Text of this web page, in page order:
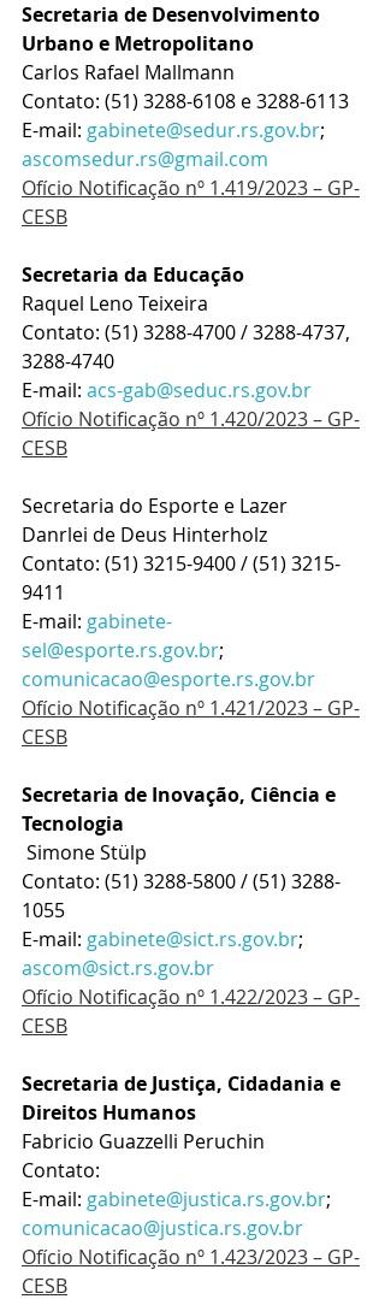
Secretaria de Desenvolvimento
Urbano e Metropolitano
Carlos Rafael Mallmann
Contato: (51) 3288-6108 e 3288-6113
E-mail: gabinete@sedur.rs.gov.br;
ascomsedur.rs@gmail.com
Ofício Notificação nº 1.419/2023 – GP-
CESB
Secretaria da Educação
Raquel Leno Teixeira
Contato: (51) 3288-4700 / 3288-4737,
3288-4740
E-mail: acs-gab@seduc.rs.gov.br
Ofício Notificação nº 1.420/2023 – GP-
CESB
Secretaria do Esporte e Lazer
Danrlei de Deus Hinterholz
Contato: (51) 3215-9400 / (51) 3215-
9411
E-mail: gabinete-
sel@esporte.rs.gov.br;
comunicacao@esporte.rs.gov.br
Ofício Notificação nº 1.421/2023 – GP-
CESB
Secretaria de Inovação, Ciência e
Tecnologia
Simone Stülp
Contato: (51) 3288-5800 / (51) 3288-
1055
E-mail: gabinete@sict.rs.gov.br;
ascom@sict.rs.gov.br
Ofício Notificação nº 1.422/2023 – GP-
CESB
Secretaria de Justiça, Cidadania e
Direitos Humanos
Fabricio Guazzelli Peruchin
Contato:
E-mail: gabinete@justica.rs.gov.br;
comunicacao@justica.rs.gov.br
Ofício Notificação nº 1.423/2023 – GP-
CESB